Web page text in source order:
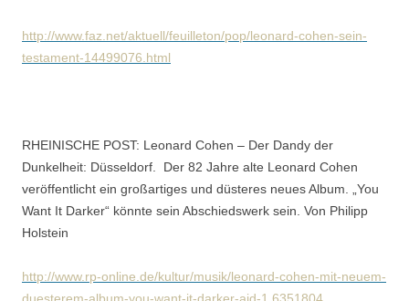
http://www.faz.net/aktuell/feuilleton/pop/leonard-cohen-sein-
testament-14499076.html
RHEINISCHE POST: Leonard Cohen – Der Dandy der
Dunkelheit: Düsseldorf. Der 82 Jahre alte Leonard Cohen
veröffentlicht ein großartiges und düsteres neues Album. „You
Want It Darker“ könnte sein Abschiedswerk sein. Von Philipp
Holstein
http://www.rp-online.de/kultur/musik/leonard-cohen-mit-neuem-
duesterem-album-you-want-it-darker-aid-1.6351804